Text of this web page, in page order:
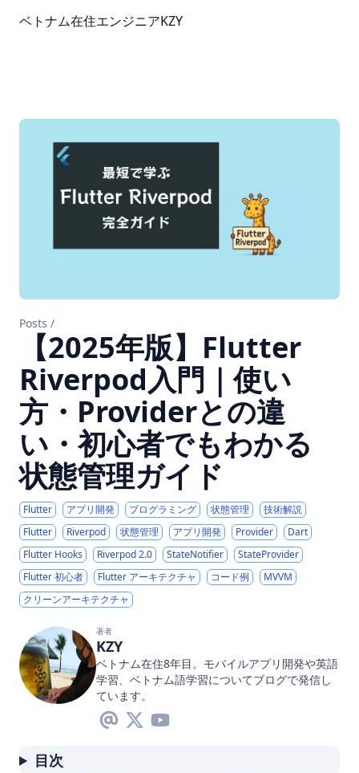
ベトナム在住エンジニアKZY
Posts /
【2025年版】Flutter
Riverpod入門｜使い
方・Providerとの違
い・初心者でもわかる
状態管理ガイド
Flutter アプリ開発 プログラミング 状態管理
技術解説
Flutter
Riverpod 状態管理 アプリ開発 Provider
Dart
Flutter Hooks
Riverpod 2.0 StateNotifier
StateProvider
Flutter 初心者
Flutter アーキテクチャ コード例
MVVM
クリーンアーキテクチャ
著者
KZY
ベトナム在住8年目。モバイルアプリ開発や英語
学習、ベトナム語学習についてブログで発信し
ています。
目次